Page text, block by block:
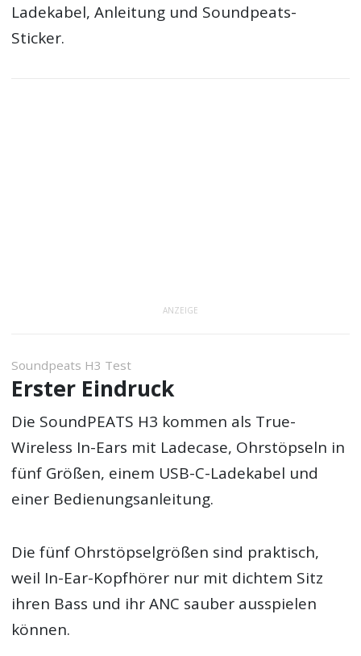
Ladekabel, Anleitung und Soundpeats-
Sticker.
ANZEIGE
Soundpeats H3 Test
Erster Eindruck
Die SoundPEATS H3 kommen als True-
Wireless In-Ears mit Ladecase, Ohrstöpseln in
fünf Größen, einem USB-C-Ladekabel und
einer Bedienungsanleitung.
Die fünf Ohrstöpselgrößen sind praktisch,
weil In-Ear-Kopfhörer nur mit dichtem Sitz
ihren Bass und ihr ANC sauber ausspielen
können.